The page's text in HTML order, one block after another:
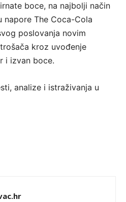
boce, na najbolji način
napore The Coca-Cola
poslovanja novim
kroz uvođenje
i izvan boce.
analize i istraživanja u